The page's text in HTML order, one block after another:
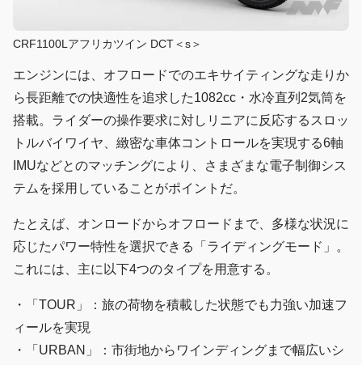
CRF1100Lアフリカツイン DCT＜s＞
エンジンには、オフロードでのエキサイティングな走りか
ら長距離での快適性を追求した1082cc・水冷直列2気筒を
搭載。ライダーの操作要求に対しリニアに反応するスロッ
トルバイワイヤ、緻密な車体コントロールを実現する6軸
IMUなどとのマッチングにより、さまざまな電子制御シス
テムを採用していることがポイントだ。
たとえば、オンロードからオフロードまで、多様な状況に
応じたパワー特性を選択できる「ライディングモード」。
これには、主に以下4つのタイプを用意する。
・「TOUR」：旅の荷物を積載した状態でも力強い加速フ
ィールを実現
・「URBAN」：市街地からワインディングまで幅広いシ